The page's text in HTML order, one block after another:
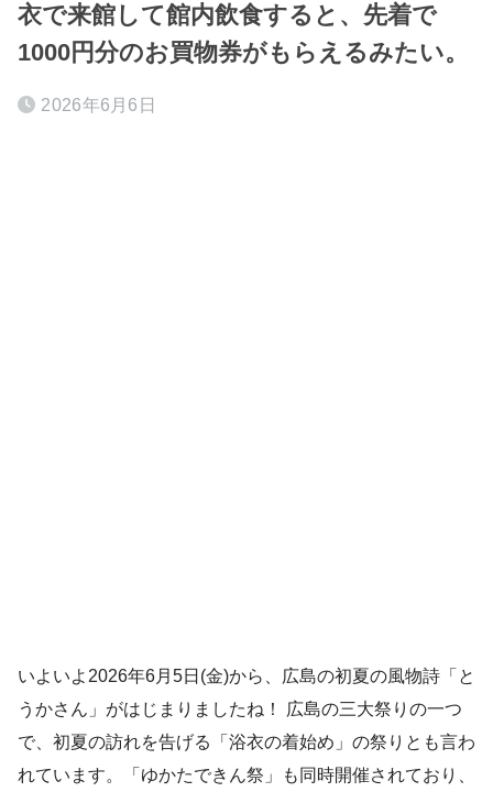
衣で来館して館内飲食すると、先着で
1000円分のお買物券がもらえるみたい。
2026年6月6日
いよいよ2026年6月5日(金)から、広島の初夏の風物詩「と
うかさん」がはじまりましたね！ 広島の三大祭りの一つ
で、初夏の訪れを告げる「浴衣の着始め」の祭りとも言わ
れています。「ゆかたできん祭」も同時開催されており、